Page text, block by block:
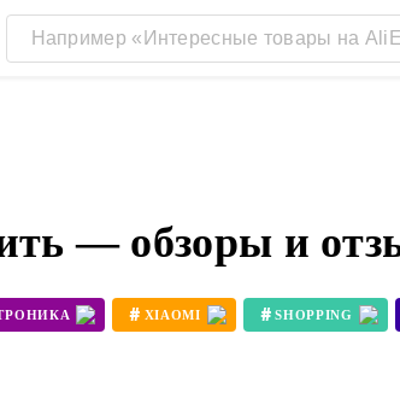
— обзоры и
# XIAOMI # SHOPPING